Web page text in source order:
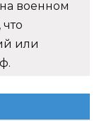
военном
или